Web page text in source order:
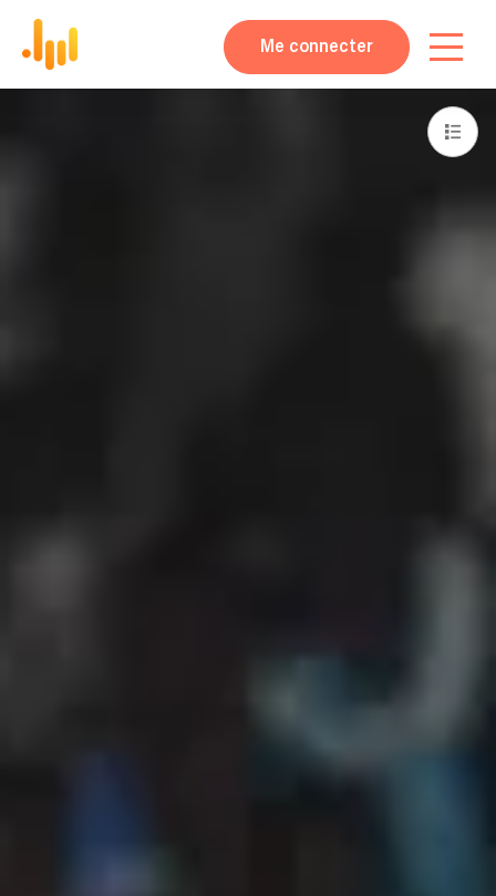
Me connecter